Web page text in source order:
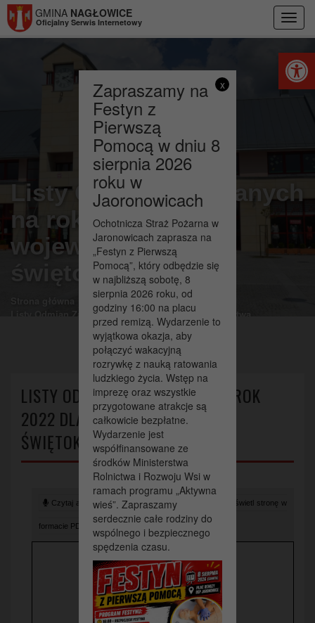
GMINA NAGŁOWICE
Oficjalny Serwis Internetowy
Listy Odmian Zalecanych
na rok 2022 dla
województwa
świętokrzyskiego
Aktualności >
Listy Odmian Zalecanych na rok 2022 dla województwa
x
Zapraszamy na
Festyn z
Pierwszą
Pomocą w dniu 8
sierpnia 2026
roku w
Jaoronowicach
Ochotnicza Straż Pożarna w
Jaronowicach zaprasza na
„Festyn z Pierwszą
Pomocą”, który odbędzie się
w najbliższą sobotę, 8
sierpnia 2026 roku, od
godziny 16:00 na placu
przed remizą. Wydarzenie to
wyjątkowa okazja, aby
połączyć wakacyjną
rozrywkę z nauką ratowania
ludzkiego życia. Wstęp na
imprezę oraz wszystkie
przygotowane atrakcje są
całkowicie bezpłatne.
Wydarzenie jest
współfinansowane ze
środków Ministerstwa
Rolnictwa i Rozwoju Wsi w
ramach programu „Aktywna
wieś”. Zapraszamy
serdecznie całe rodziny do
wspólnego i bezpiecznego
spędzenia czasu.
LISTY ODMIAN ZALECANYCH NA ROK
2022 DLA WOJEWÓDZTWA
ŚWIĘTOKRZYSKIEGO
Czytaj artykuł (lektor) Drukuj stronę Wyświetl stronę w
formacie PDF